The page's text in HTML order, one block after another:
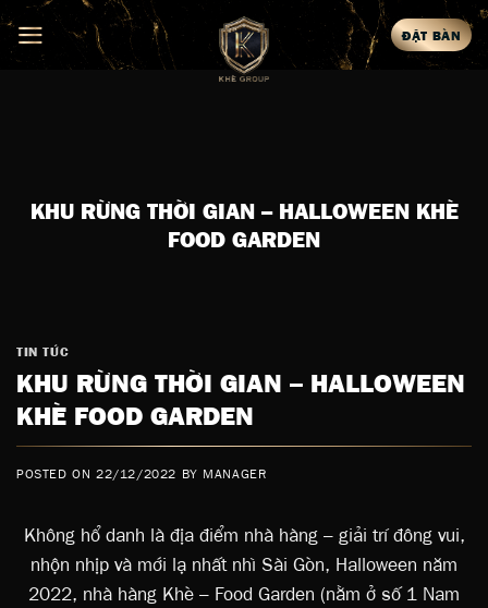
Skip
ĐẶT BÀN
KHU RỪNG THỜI GIAN – HALLOWEEN KHÈ
FOOD GARDEN
TIN TỨC
KHU RỪNG THỜI GIAN – HALLOWEEN
KHÈ FOOD GARDEN
POSTED ON 22/12/2022 BY MANAGER
Không hổ danh là địa điểm nhà hàng – giải trí đông vui,
nhộn nhịp và mới lạ nhất nhì Sài Gòn, Halloween năm
2022, nhà hàng Khè – Food Garden (nằm ở số 1 Nam